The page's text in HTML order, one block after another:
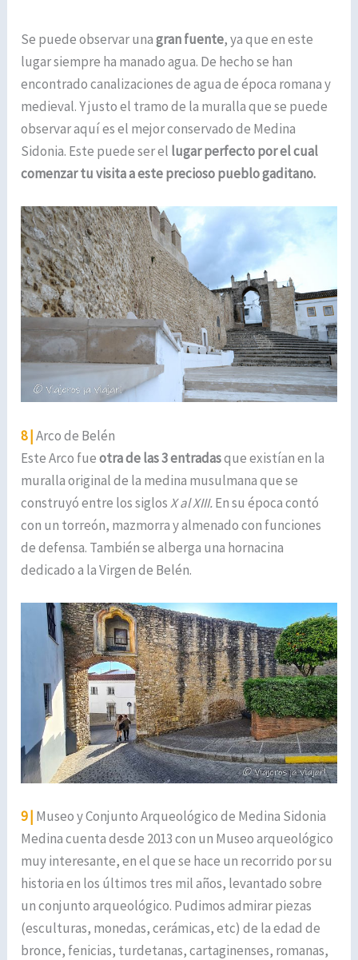
Se puede observar unagran fuente, ya que en este
lugar siempre ha manado agua. De hecho se han
encontrado canalizaciones de agua de época romana y
medieval. Y justo el tramo de la muralla que se puede
observar aquí es el mejor conservado de Medina
Sidonia. Este puede ser el lugar perfecto por el cual
comenzar tu visita a este precioso pueblo gaditano.
8 |Arco de Belén
Este Arco fueotra de las 3 entradasque existían en la
muralla original de la medina musulmana que se
construyó entre los siglosX al XIII.En su época contó
con un torreón, mazmorra y almenado con funciones
de defensa. También se alberga una hornacina
dedicado a la Virgen de Belén.
9 | Museo y Conjunto Arqueológico de Medina Sidonia
Medina cuenta desde 2013 con un Museo arqueológico
muy interesante, en el que se hace un recorrido por su
historia en los últimos tres mil años, levantado sobre
un conjunto arqueológico. Pudimos admirar piezas
(esculturas, monedas, cerámicas, etc) de la edad de
bronce, fenicias, turdetanas, cartaginenses, romanas,